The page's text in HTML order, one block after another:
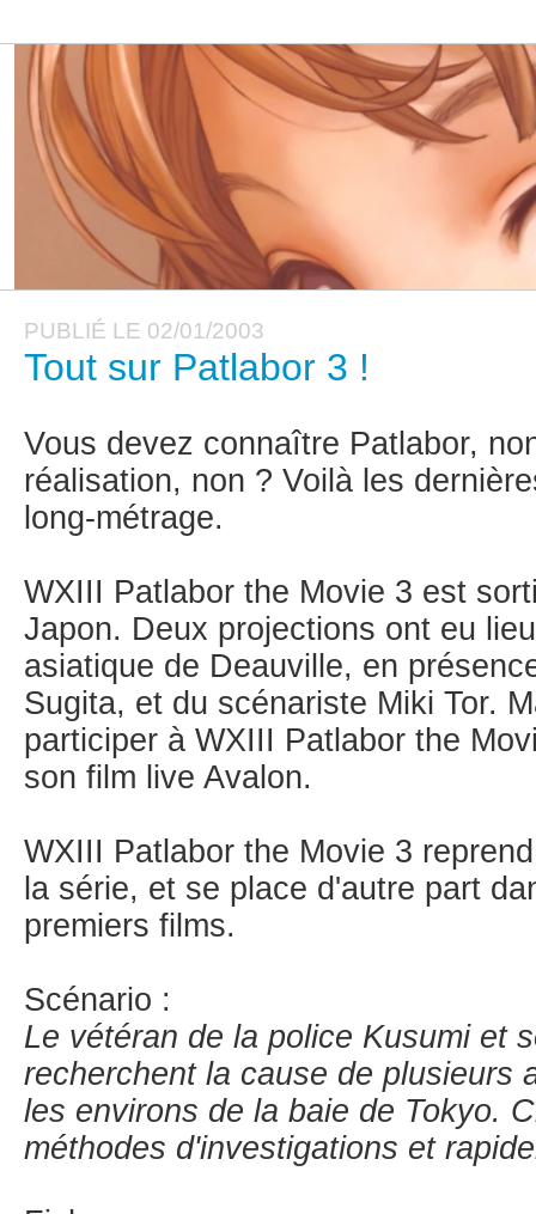
PUBLIÉ LE 02/01/2003
Tout sur Patlabor 3 !
Vous devez connaître Patlabor,
réalisation, non ? Voilà les
long-métrage.
WXIII Patlabor the Movie 3 est
Japon. Deux projections ont eu
asiatique de Deauville, en
Sugita, et du scénariste Miki Tor.
participer à WXIII Patlabor the
son film live Avalon.
WXIII Patlabor the Movie 3
la série, et se place d'autre part
premiers films.
Scénario :
Le vétéran de la police Kusumi et
recherchent la cause de plusieurs
les environs de la baie de Tokyo.
méthodes d'investigations et